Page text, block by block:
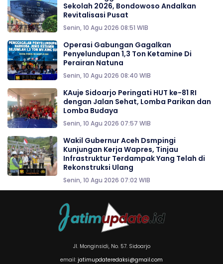
Sekolah 2026, Bondowoso Andalkan
Revitalisasi Pusat
Senin, 10 Agu 2026 08:51 WIB
Operasi Gabungan Gagalkan
Penyelundupan 1,3 Ton Ketamine Di
Perairan Natuna
Senin, 10 Agu 2026 08:40 WIB
KAuje Sidoarjo Peringati HUT ke-81 RI
dengan Jalan Sehat, Lomba Parikan dan
Lomba Budaya
Senin, 10 Agu 2026 07:57 WIB
Wakil Gubernur Aceh Dsmpingi
Kunjungan Kerja Wapres, Tinjau
Infrastruktur Terdampak Yang Telah di
Rekonstruksi Ulang
Senin, 10 Agu 2026 07:02 WIB
Jl. Monginsidi, No. 57. Sidoarjo
email: jatimupdateredaksi@gmail.com